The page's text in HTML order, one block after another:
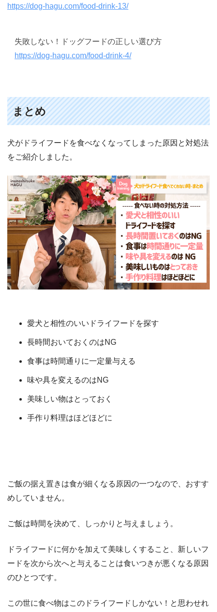
https://dog-hagu.com/food-drink-13/
失敗しない！ドッグフードの正しい選び方
https://dog-hagu.com/food-drink-4/
まとめ
犬がドライフードを食べなくなってしまった原因と対処法
をご紹介しました。
愛犬と相性のいいドライフードを探す
長時間おいておくのはNG
食事は時間通りに一定量与える
味や具を変えるのはNG
美味しい物はとっておく
手作り料理はほどほどに
ご飯の据え置きは食が細くなる原因の一つなので、おすす
めしていません。
ご飯は時間を決めて、しっかりと与えましょう。
ドライフードに何かを加えて美味しくすること、新しいフ
ードを次から次へと与えることは食いつきが悪くなる原因
のひとつです。
この世に食べ物はこのドライフードしかない！と思わせれ